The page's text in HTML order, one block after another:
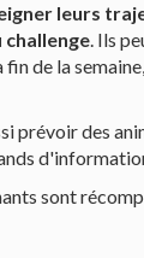
leurs
. Ils
de la
prévoir des
sont